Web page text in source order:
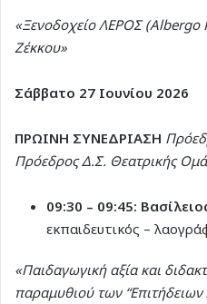
«Ξενοδοχείο ΛΕΡΟΣ (Albergo
Ζέκκου»
Σάββατο 27 Ιουνίου 2026
ΠΡΩΙΝΗ ΣΥΝΕΔΡΙΑΣΗ
Πρόεδρος Δ.Σ. Θεατρικής
09:30 – 09:45:
εκπαιδευτικός –
«Παιδαγωγική αξία και
παραμυθιού των